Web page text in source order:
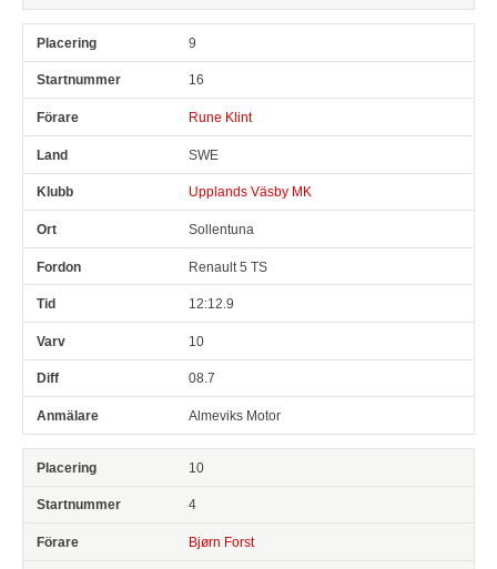
9
16
Rune Klint
SWE
Upplands Väsby MK
Sollentuna
Renault 5 TS
12:12.9
10
08.7
Almeviks Motor
10
4
Bjørn Forst